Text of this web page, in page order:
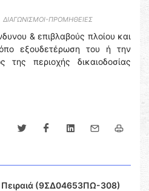
ΔΙΑΓΩΝΙΣΜΟΙ-ΠΡΟΜΗΘΕΙΕΣ
& επιβλαβούς πλοίου και
εξουδετέρωση του ή την
περιοχής δικαιοδοσίας
(9ΣΔ04653ΠΩ-308)